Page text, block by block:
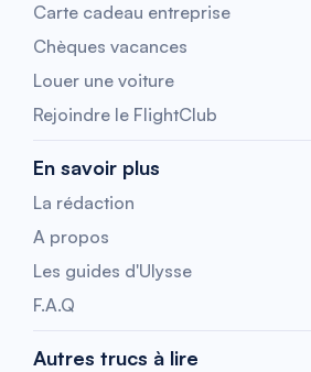
Carte cadeau entreprise
Chèques vacances
Louer une voiture
Rejoindre le FlightClub
En savoir plus
La rédaction
A propos
Les guides d'Ulysse
F.A.Q
Autres trucs à lire